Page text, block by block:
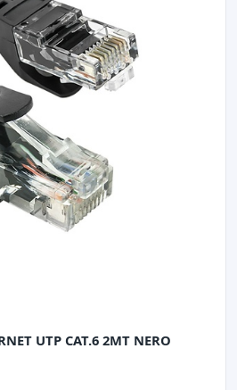
UTP CAT.6 2MT NERO